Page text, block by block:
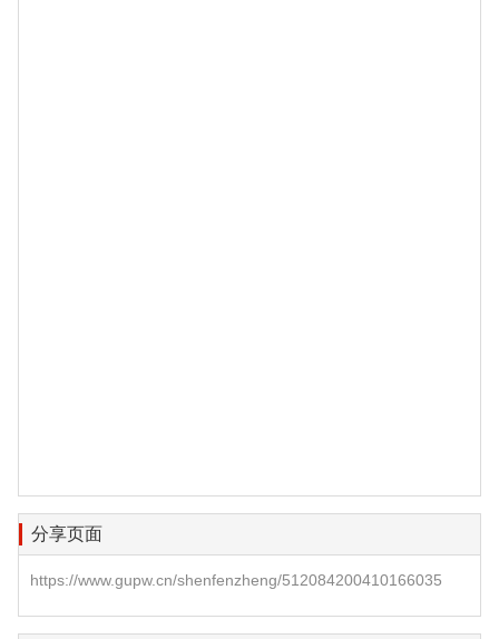
分享页面
https://www.gupw.cn/shenfenzheng/512084200410166035